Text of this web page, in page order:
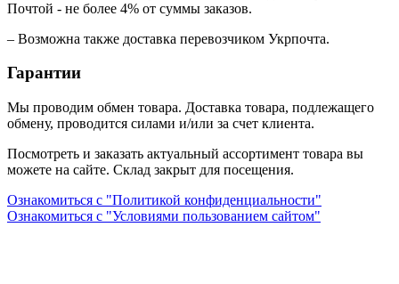
Почтой - не более 4% от суммы заказов.
– Возможна также доставка перевозчиком Укрпочта.
Гарантии
Мы проводим обмен товара. Доставка товара, подлежащего
обмену, проводится силами и/или за счет клиента.
Посмотреть и заказать актуальный ассортимент товара вы
можете на сайте. Склад закрыт для посещения.
Ознакомиться с "Политикой конфиденциальности"
Ознакомиться с "Условиями пользованием сайтом"